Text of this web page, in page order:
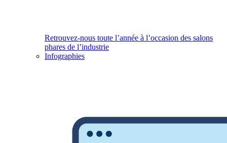
Retrouvez-nous toute l’année à l’occasion des salons
phares de l’industrie
Infographies